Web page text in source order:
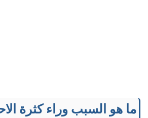
ما هو السبب وراء كثرة